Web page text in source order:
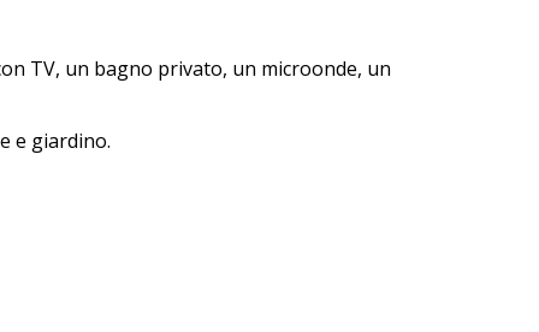
TV, un bagno privato, un microonde, un
e giardino.